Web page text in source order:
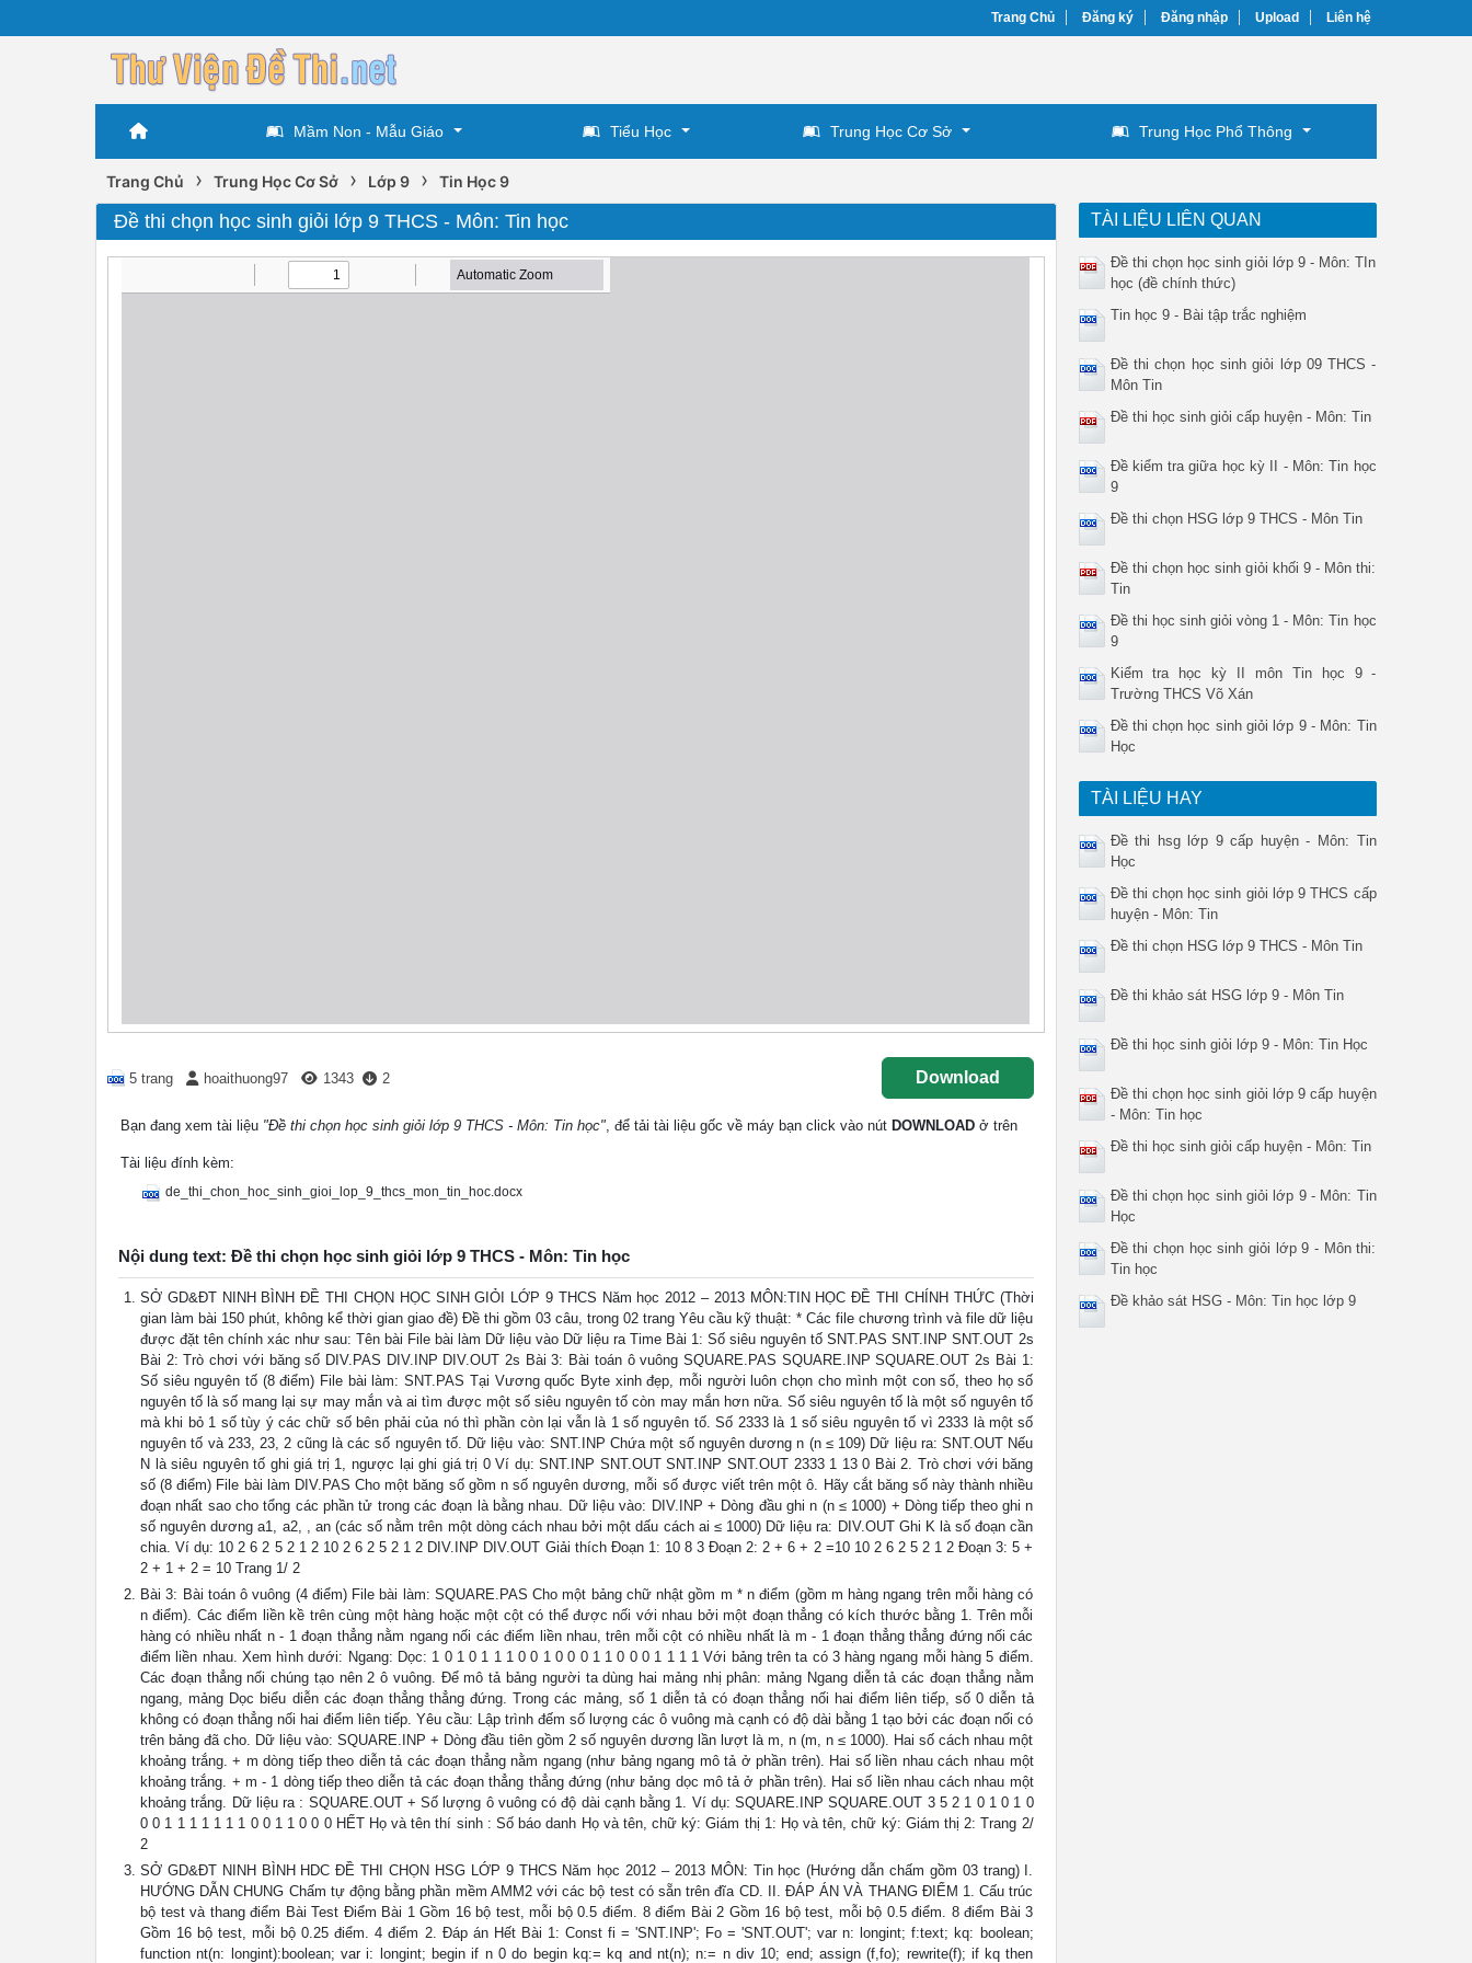
Trang Chủ Đăng ký Đăng nhập Upload Liên hệ
Mầm Non - Mẫu Giáo Tiểu Học Trung Học Cơ Sở Trung Học Phổ Thông
Trang Chủ › Trung Học Cơ Sở › Lớp 9 › Tin Học 9
Đề thi chọn học sinh giỏi lớp 9 THCS - Môn: Tin học
5 trang hoaithuong97 1343 2 Download
Bạn đang xem tài liệu "Đề thi chọn học sinh giỏi lớp 9 THCS - Môn: Tin học", để tải tài liệu gốc về máy bạn click vào nút DOWNLOAD ở trên
Tài liệu đính kèm:
de_thi_chon_hoc_sinh_gioi_lop_9_thcs_mon_tin_hoc.docx
Nội dung text: Đề thi chọn học sinh giỏi lớp 9 THCS - Môn: Tin học
SỞ GD&ĐT NINH BÌNH ĐỀ THI CHỌN HỌC SINH GIỎI LỚP 9 THCS Năm học 2012 – 2013 MÔN:TIN HỌC ĐỀ THI CHÍNH THỨC (Thời
gian làm bài 150 phút, không kể thời gian giao đề) Đề thi gồm 03 câu, trong 02 trang Yêu cầu kỹ thuật: * Các file chương trình và file dữ liệu
được đặt tên chính xác như sau: Tên bài File bài làm Dữ liệu vào Dữ liệu ra Time Bài 1: Số siêu nguyên tố SNT.PAS SNT.INP SNT.OUT 2s
Bài 2: Trò chơi với băng số DIV.PAS DIV.INP DIV.OUT 2s Bài 3: Bài toán ô vuông SQUARE.PAS SQUARE.INP SQUARE.OUT 2s Bài 1:
Số siêu nguyên tố (8 điểm) File bài làm: SNT.PAS Tại Vương quốc Byte xinh đẹp, mỗi người luôn chọn cho mình một con số, theo họ số
nguyên tố là số mang lại sự may mắn và ai tìm được một số siêu nguyên tố còn may mắn hơn nữa. Số siêu nguyên tố là một số nguyên tố
mà khi bỏ 1 số tùy ý các chữ số bên phải của nó thì phần còn lại vẫn là 1 số nguyên tố. Số 2333 là 1 số siêu nguyên tố vì 2333 là một số
nguyên tố và 233, 23, 2 cũng là các số nguyên tố. Dữ liệu vào: SNT.INP Chứa một số nguyên dương n (n ≤ 109) Dữ liệu ra: SNT.OUT Nếu
N là siêu nguyên tố ghi giá trị 1, ngược lại ghi giá trị 0 Ví dụ: SNT.INP SNT.OUT SNT.INP SNT.OUT 2333 1 13 0 Bài 2. Trò chơi với băng
số (8 điểm) File bài làm DIV.PAS Cho một băng số gồm n số nguyên dương, mỗi số được viết trên một ô. Hãy cắt băng số này thành nhiều
đoạn nhất sao cho tổng các phần tử trong các đoạn là bằng nhau. Dữ liệu vào: DIV.INP + Dòng đầu ghi n (n ≤ 1000) + Dòng tiếp theo ghi n
số nguyên dương a1, a2, , an (các số nằm trên một dòng cách nhau bởi một dấu cách ai ≤ 1000) Dữ liệu ra: DIV.OUT Ghi K là số đoạn cần
chia. Ví dụ: 10 2 6 2 5 2 1 2 10 2 6 2 5 2 1 2 DIV.INP DIV.OUT Giải thích Đoạn 1: 10 8 3 Đoạn 2: 2 + 6 + 2 =10 10 2 6 2 5 2 1 2 Đoạn 3: 5 +
2 + 1 + 2 = 10 Trang 1/ 2
Bài 3: Bài toán ô vuông (4 điểm) File bài làm: SQUARE.PAS Cho một bảng chữ nhật gồm m * n điểm (gồm m hàng ngang trên mỗi hàng có
n điểm). Các điểm liền kề trên cùng một hàng hoặc một cột có thể được nối với nhau bởi một đoạn thẳng có kích thước bằng 1. Trên mỗi
hàng có nhiều nhất n - 1 đoạn thẳng nằm ngang nối các điểm liền nhau, trên mỗi cột có nhiều nhất là m - 1 đoạn thẳng thẳng đứng nối các
điểm liền nhau. Xem hình dưới: Ngang: Dọc: 1 0 1 0 1 1 1 0 0 1 0 0 0 1 1 0 0 0 1 1 1 1 Với bảng trên ta có 3 hàng ngang mỗi hàng 5 điểm.
Các đoạn thẳng nối chúng tạo nên 2 ô vuông. Để mô tả bảng người ta dùng hai mảng nhị phân: mảng Ngang diễn tả các đoạn thẳng nằm
ngang, mảng Dọc biểu diễn các đoạn thẳng thẳng đứng. Trong các mảng, số 1 diễn tả có đoạn thẳng nối hai điểm liên tiếp, số 0 diễn tả
không có đoạn thẳng nối hai điểm liên tiếp. Yêu cầu: Lập trình đếm số lượng các ô vuông mà cạnh có độ dài bằng 1 tạo bởi các đoạn nối có
trên bảng đã cho. Dữ liệu vào: SQUARE.INP + Dòng đầu tiên gồm 2 số nguyên dương lần lượt là m, n (m, n ≤ 1000). Hai số cách nhau một
khoảng trắng. + m dòng tiếp theo diễn tả các đoạn thẳng nằm ngang (như bảng ngang mô tả ở phần trên). Hai số liền nhau cách nhau một
khoảng trắng. + m - 1 dòng tiếp theo diễn tả các đoạn thẳng thẳng đứng (như bảng dọc mô tả ở phần trên). Hai số liền nhau cách nhau một
khoảng trắng. Dữ liệu ra : SQUARE.OUT + Số lượng ô vuông có độ dài cạnh bằng 1. Ví dụ: SQUARE.INP SQUARE.OUT 3 5 2 1 0 1 0 1 0
0 0 1 1 1 1 1 1 1 0 0 1 1 0 0 0 HẾT Họ và tên thí sinh : Số báo danh Họ và tên, chữ ký: Giám thị 1: Họ và tên, chữ ký: Giám thị 2: Trang 2/
2
SỞ GD&ĐT NINH BÌNH HDC ĐỀ THI CHỌN HSG LỚP 9 THCS Năm học 2012 – 2013 MÔN: Tin học (Hướng dẫn chấm gồm 03 trang) I.
HƯỚNG DẪN CHUNG Chấm tự động bằng phần mềm AMM2 với các bộ test có sẵn trên đĩa CD. II. ĐÁP ÁN VÀ THANG ĐIỂM 1. Cấu trúc
bộ test và thang điểm Bài Test Điểm Bài 1 Gồm 16 bộ test, mỗi bộ 0.5 điểm. 8 điểm Bài 2 Gồm 16 bộ test, mỗi bộ 0.5 điểm. 8 điểm Bài 3
Gồm 16 bộ test, mỗi bộ 0.25 điểm. 4 điểm 2. Đáp án Hết Bài 1: Const fi = 'SNT.INP'; Fo = 'SNT.OUT'; var n: longint; f:text; kq: boolean;
function nt(n: longint):boolean; var i: longint; begin if n 0 do begin kq:= kq and nt(n); n:= n div 10; end; assign (f,fo); rewrite(f); if kq then
TÀI LIỆU LIÊN QUAN
Đề thi chọn học sinh giỏi lớp 9 - Môn: TIn
học (đề chính thức)
Tin học 9 - Bài tập trắc nghiệm
Đề thi chọn học sinh giỏi lớp 09 THCS -
Môn Tin
Đề thi học sinh giỏi cấp huyện - Môn: Tin
Đề kiểm tra giữa học kỳ II - Môn: Tin học
9
Đề thi chọn HSG lớp 9 THCS - Môn Tin
Đề thi chọn học sinh giỏi khối 9 - Môn thi:
Tin
Đề thi học sinh giỏi vòng 1 - Môn: Tin học
9
Kiểm tra học kỳ II môn Tin học 9 -
Trường THCS Võ Xán
Đề thi chọn học sinh giỏi lớp 9 - Môn: Tin
Học
TÀI LIỆU HAY
Đề thi hsg lớp 9 cấp huyện - Môn: Tin
Học
Đề thi chọn học sinh giỏi lớp 9 THCS cấp
huyện - Môn: Tin
Đề thi chọn HSG lớp 9 THCS - Môn Tin
Đề thi khảo sát HSG lớp 9 - Môn Tin
Đề thi học sinh giỏi lớp 9 - Môn: Tin Học
Đề thi chọn học sinh giỏi lớp 9 cấp huyện
- Môn: Tin học
Đề thi học sinh giỏi cấp huyện - Môn: Tin
Đề thi chọn học sinh giỏi lớp 9 - Môn: Tin
Học
Đề thi chọn học sinh giỏi lớp 9 - Môn thi:
Tin học
Đề khảo sát HSG - Môn: Tin học lớp 9